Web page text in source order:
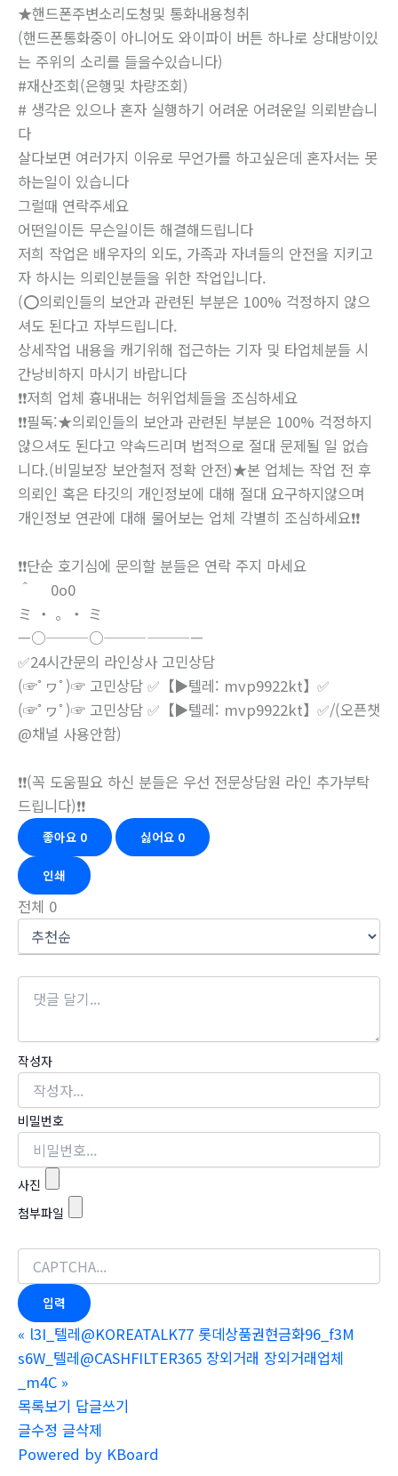
★핸드폰주변소리도청및 통화내용청취
(핸드폰통화중이 아니어도 와이파이 버튼 하나로 상대방이있
는 주위의 소리를 들을수있습니다)
#재산조회(은행및 차량조회)
# 생각은 있으나 혼자 실행하기 어려운 어려운일 의뢰받습니
다
살다보면 여러가지 이유로 무언가를 하고싶은데 혼자서는 못
하는일이 있습니다
그럴때 연락주세요
어떤일이든 무슨일이든 해결해드립니다
저희 작업은 배우자의 외도, 가족과 자녀들의 안전을 지키고
자 하시는 의뢰인분들을 위한 작업입니다.
(⭕의뢰인들의 보안과 관련된 부분은 100% 걱정하지 않으
셔도 된다고 자부드립니다.
상세작업 내용을 캐기위해 접근하는 기자 및 타업체분들 시
간낭비하지 마시기 바랍니다
❗❗저희 업체 흉내내는 허위업체들을 조심하세요
❗❗필독:★의뢰인들의 보안과 관련된 부분은 100% 걱정하지
않으셔도 된다고 약속드리며 법적으로 절대 문제될 일 없습
니다.(비밀보장 보안철저 정확 안전)★본 업체는 작업 전 후
의뢰인 혹은 타깃의 개인정보에 대해 절대 요구하지않으며
개인정보 연관에 대해 물어보는 업체 각별히 조심하세요❗❗
❗❗단순 호기심에 문의할 분들은 연락 주지 마세요
＾ 0o0
ミ ・ 。・ ミ
—○———○———————
✅24시간문의 라인상사 고민상담
(☞ﾟヮﾟ)☞ 고민상담 ✅【▶텔레: mvp9922kt】✅
(☞ﾟヮﾟ)☞ 고민상담 ✅【▶텔레: mvp9922kt】✅/(오픈챗
@채널 사용안함)
❗❗(꼭 도움필요 하신 분들은 우선 전문상담원 라인 추가부탁
드립니다)❗❗
좋아요 0 싫어요 0
인쇄
전체 0
작성자
비밀번호
사진
첨부파일
« l3I_텔레@KOREATALK77 롯데상품권현금화96_f3M
s6W_텔레@CASHFILTER365 장외거래 장외거래업체
_m4C »
목록보기 답글쓰기
글수정 글삭제
Powered by KBoard